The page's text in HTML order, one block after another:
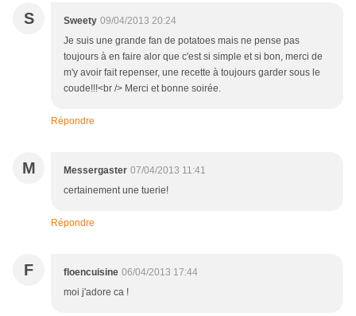
S Sweety 09/04/2013 20:24
Je suis une grande fan de potatoes mais ne pense pas
toujours à en faire alor que c'est si simple et si bon, merci de
m'y avoir fait repenser, une recette à toujours garder sous le
coude!!!<br /> Merci et bonne soirée.
Répondre
M Messergaster 07/04/2013 11:41
certainement une tuerie!
Répondre
F floencuisine 06/04/2013 17:44
moi j'adore ca !